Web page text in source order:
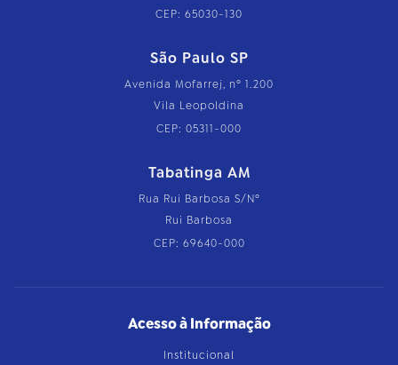
CEP: 65030-130
São Paulo SP
Avenida Mofarrej, nº 1.200
Vila Leopoldina
CEP: 05311-000
Tabatinga AM
Rua Rui Barbosa S/Nº
Rui Barbosa
CEP: 69640-000
Acesso à Informação
Institucional